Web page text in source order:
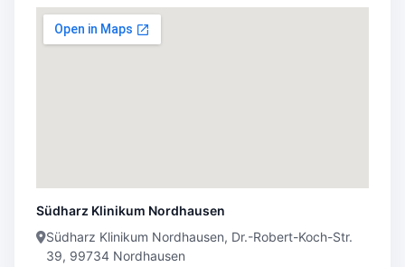
Südharz Klinikum Nordhausen
Südharz Klinikum Nordhausen, Dr.-Robert-Koch-Str.
39, 99734 Nordhausen